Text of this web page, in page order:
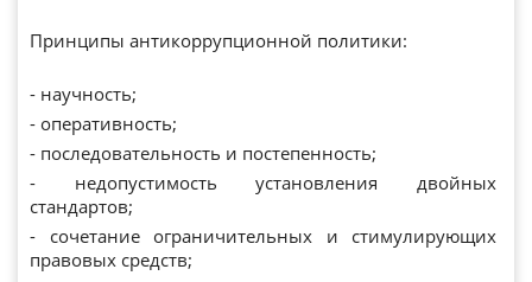
Принципы антикоррупционной политики:
- научность;
- оперативность;
- последовательность и постепенность;
- недопустимость установления двойных
стандартов;
- сочетание ограничительных и стимулирующих
правовых средств;